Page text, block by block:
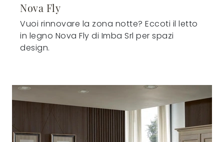
Nova Fly
Vuoi rinnovare la zona notte? Eccoti il letto
in legno Nova Fly di Imba Srl per spazi
design.